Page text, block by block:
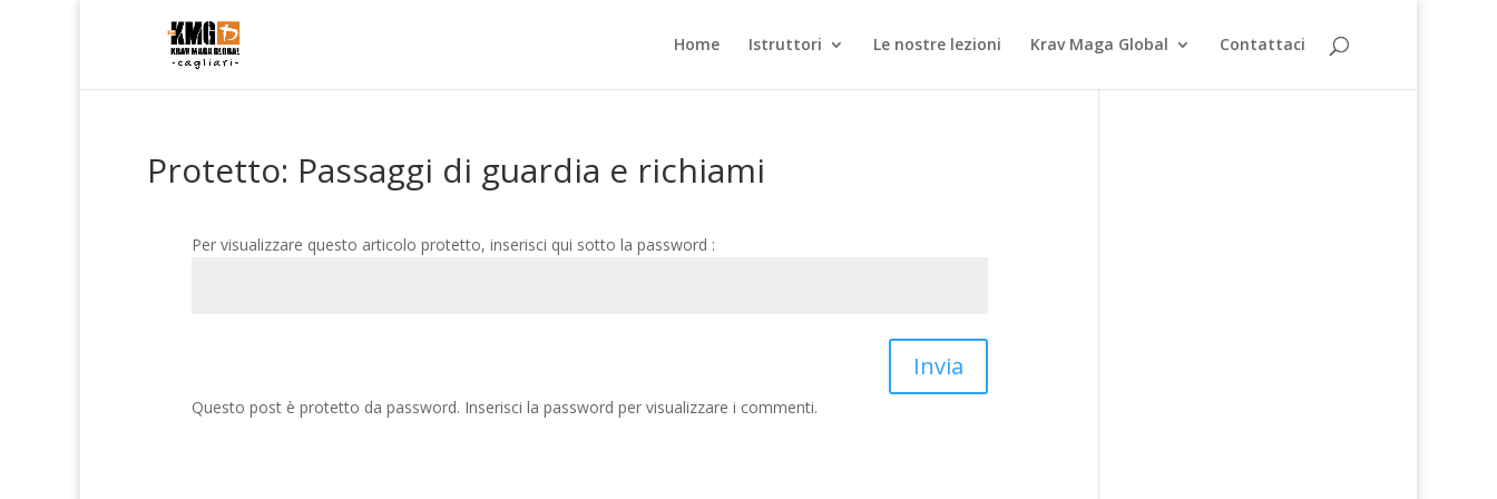
Home Istruttori Le nostre lezioni Krav Maga Global Contattaci
Protetto: Passaggi di guardia e richiami
Per visualizzare questo articolo protetto, inserisci qui sotto la password :
Invia
Questo post è protetto da password. Inserisci la password per visualizzare i commenti.